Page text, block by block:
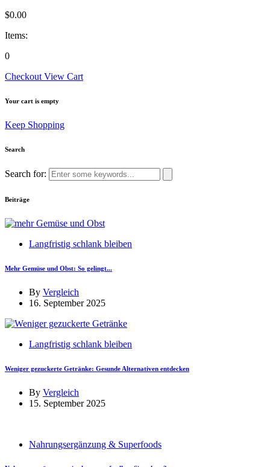
$0.00
Items:
0
Checkout View Cart
Your cart is empty
Keep Shopping
Search
Search for:
Beiträge
Langfristig schlank bleiben
Mehr Gemüse und Obst: So gelingt...
By Vergleich
16. September 2025
Langfristig schlank bleiben
Weniger gezuckerte Getränke: Gesunde Alternativen entdecken
By Vergleich
15. September 2025
Nahrungsergänzung & Superfoods